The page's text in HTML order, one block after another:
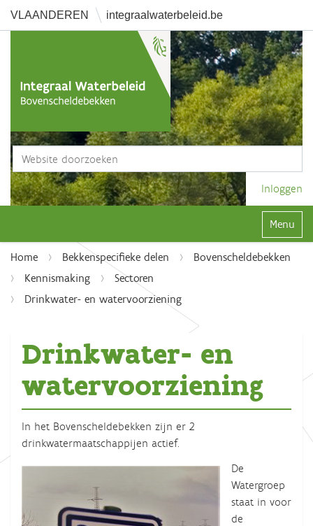
VLAANDEREN integraalwaterbeleid.be
Zoek
Geavanceerd zoeken...
Inloggen
Klap
Home Bekkenspecifieke delen
Bovenscheldebekken
Kennismaking
Sectoren
Drinkwater- en watervoorziening
Drinkwater- en
watervoorziening
In het Bovenscheldebekken zijn er 2
drinkwatermaatschappijen actief.
De
Watergroep
staat in voor
de